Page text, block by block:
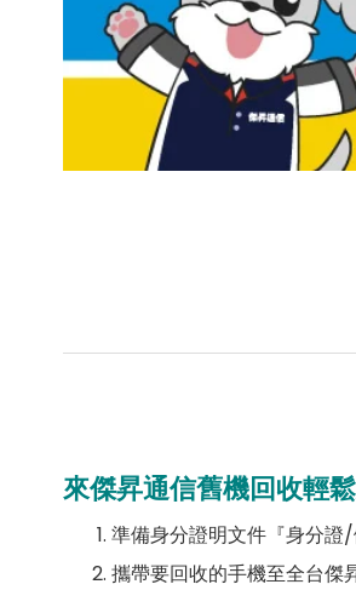
來傑昇通信舊機回收輕
準備身分證明文件『身分證
攜帶要回收的手機至全台傑